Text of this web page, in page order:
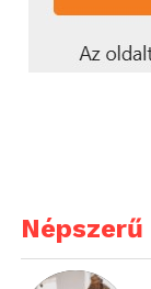
Népszerű